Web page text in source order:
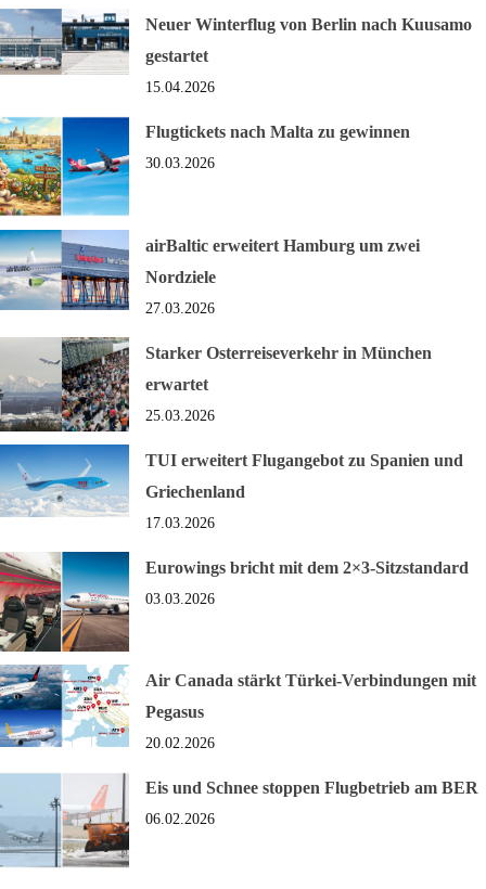
Neuer Winterflug von Berlin nach Kuusamo
gestartet
15.04.2026
Flugtickets nach Malta zu gewinnen
30.03.2026
airBaltic erweitert Hamburg um zwei
Nordziele
27.03.2026
Starker Osterreiseverkehr in München
erwartet
25.03.2026
TUI erweitert Flugangebot zu Spanien und
Griechenland
17.03.2026
Eurowings bricht mit dem 2×3-Sitzstandard
03.03.2026
Air Canada stärkt Türkei-Verbindungen mit
Pegasus
20.02.2026
Eis und Schnee stoppen Flugbetrieb am BER
06.02.2026